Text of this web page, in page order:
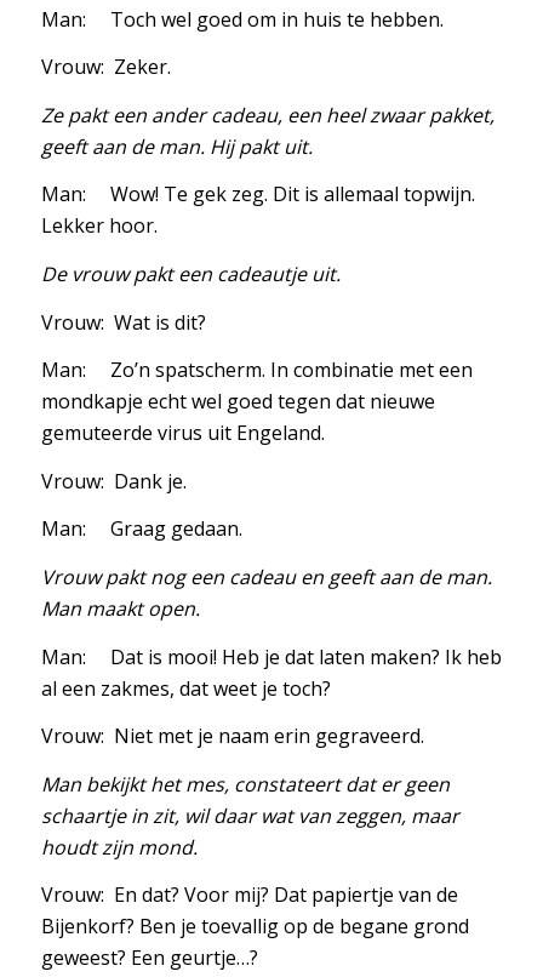
Man: Toch wel goed om in huis te hebben.
Vrouw: Zeker.
Ze pakt een ander cadeau, een heel zwaar pakket,
geeft aan de man. Hij pakt uit.
Man: Wow! Te gek zeg. Dit is allemaal topwijn.
Lekker hoor.
De vrouw pakt een cadeautje uit.
Vrouw: Wat is dit?
Man: Zo’n spatscherm. In combinatie met een
mondkapje echt wel goed tegen dat nieuwe
gemuteerde virus uit Engeland.
Vrouw: Dank je.
Man: Graag gedaan.
Vrouw pakt nog een cadeau en geeft aan de man.
Man maakt open.
Man: Dat is mooi! Heb je dat laten maken? Ik heb
al een zakmes, dat weet je toch?
Vrouw: Niet met je naam erin gegraveerd.
Man bekijkt het mes, constateert dat er geen
schaartje in zit, wil daar wat van zeggen, maar
houdt zijn mond.
Vrouw: En dat? Voor mij? Dat papiertje van de
Bijenkorf? Ben je toevallig op de begane grond
geweest? Een geurtje…?